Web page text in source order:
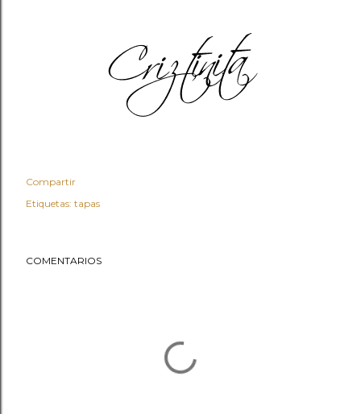
Compartir
Etiquetas: tapas
COMENTARIOS